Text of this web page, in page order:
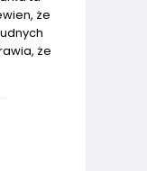
że
że